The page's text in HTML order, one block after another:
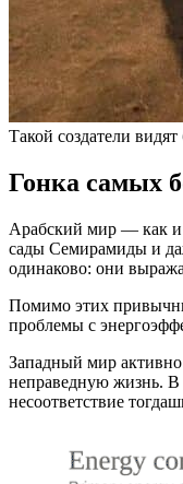
Такой создатели
Гонка самых
Арабский мир — как и
сады Семирамиды и
одинаково: они
Помимо этих
проблемы с
Западный мир активно
неправедную жизнь. В
несоответствие